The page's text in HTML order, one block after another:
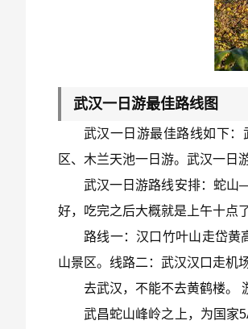
武汉一日游最佳路线图
武汉一日游最佳路线如下
区、木兰天池一日游。武汉一日
武汉一日游路线安排：蛇
好，吃完之后大概就是上午十点
路线一：汉口竹叶山走岱黄
山景区。线路二：武汉汉口走机
去武汉，不能不去黄鹤楼。
武昌蛇山峰岭之上，为国家